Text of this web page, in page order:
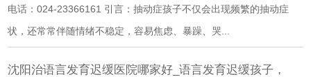
电话：024-23366161 引言：抽动症孩子不仅会出现频繁的抽动症
状，还常常伴随情绪不稳定，容易焦虑、暴躁、哭...
沈阳治语言发育迟缓医院哪家好_语言发育迟缓孩子，